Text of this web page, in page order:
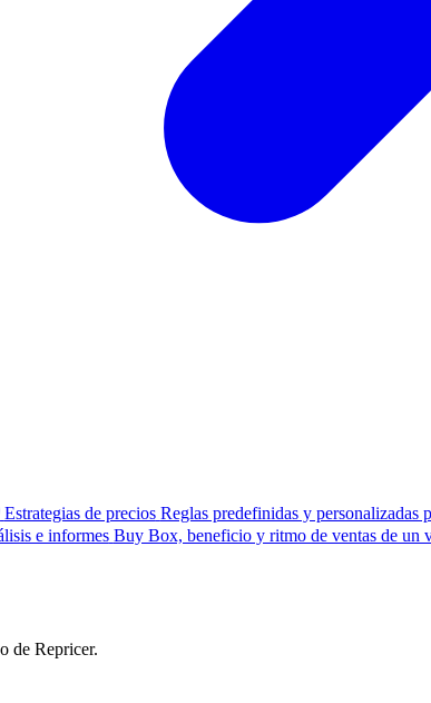
Estrategias de precios Reglas predefinidas y personalizadas
e informes Buy Box, beneficio y ritmo de ventas de un
de Repricer.